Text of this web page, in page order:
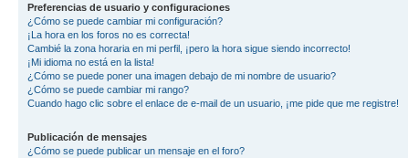
Preferencias de usuario y configuraciones
¿Cómo se puede cambiar mi configuración?
¡La hora en los foros no es correcta!
Cambié la zona horaria en mi perfil, ¡pero la hora sigue siendo incorrecto!
¡Mi idioma no está en la lista!
¿Cómo se puede poner una imagen debajo de mi nombre de usuario?
¿Cómo se puede cambiar mi rango?
Cuando hago clic sobre el enlace de e-mail de un usuario, ¡me pide que me registre!
Publicación de mensajes
¿Cómo se puede publicar un mensaje en el foro?